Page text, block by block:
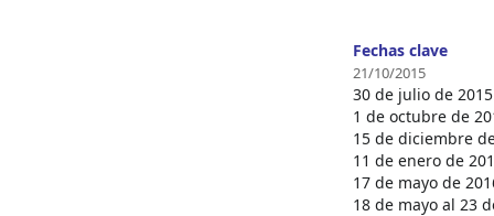
Fechas clave
21/10/2015
30 de julio de
1 de octubre de
15 de diciembre
11 de enero de
17 de mayo de
18 de mayo al 23